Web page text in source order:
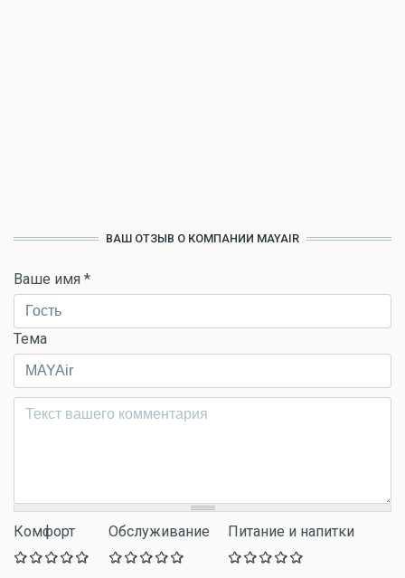
ВАШ ОТЗЫВ О КОМПАНИИ MAYAIR
Ваше имя *
Тема
Комментарий*
Комфорт Обслуживание Питание и напитки